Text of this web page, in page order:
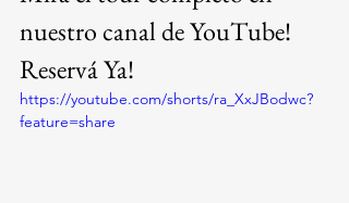
nuestro canal de YouTube!
Reservá Ya!
https://youtube.com/shorts/ra_XxJBodwc?
feature=share